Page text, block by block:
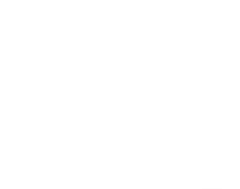
博物館半年刊創刊